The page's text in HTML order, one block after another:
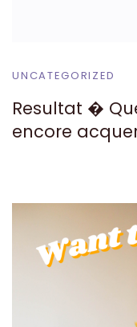
UNCATEGORIZED
Resultat �
encore